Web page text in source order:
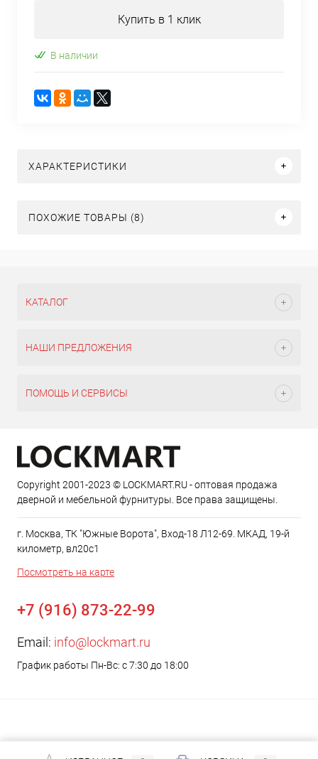
Купить в 1 клик
В наличии
ХАРАКТЕРИСТИКИ
ПОХОЖИЕ ТОВАРЫ (8)
КАТАЛОГ
НАШИ ПРЕДЛОЖЕНИЯ
ПОМОЩЬ И СЕРВИСЫ
Copyright 2001-2023 © LOCKMART.RU - оптовая продажа
дверной и мебельной фурнитуры. Все права защищены.
г. Москва, ТК "Южные Ворота", Вход-18 Л12-69. МКАД, 19-й
километр, вл20с1
Посмотреть на карте
+7 (916) 873-22-99
Email: info@lockmart.ru
График работы Пн-Вс: с 7:30 до 18:00